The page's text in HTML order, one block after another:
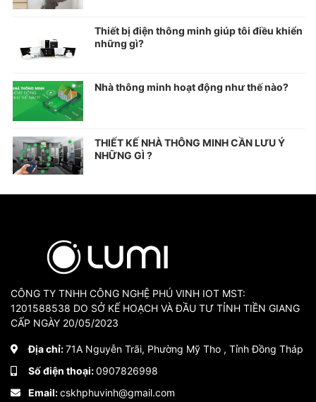
Thiết bị điện thông minh giúp tôi điều khiển
những gì?
Nhà thông minh hoạt động như thế nào?
THIẾT KẾ NHÀ THÔNG MINH CẦN LƯU Ý
NHỮNG GÌ ?
CÔNG TY TNHH CÔNG NGHỆ PHÚ VINH IOT MST:
1201588538 DO SỞ KẾ HOẠCH VÀ ĐẦU TƯ TỈNH TIỀN GIANG
CẤP NGÀY 20/05/2023
Địa chỉ:71A Nguyễn Trãi, Phường Mỹ Tho , Tỉnh Đồng Tháp
Số điện thoại:0907826998
Email:cskhphuvinh@gmail.com